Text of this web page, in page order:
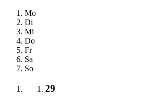
Mo
Di
Mi
Do
Fr
Sa
So
29